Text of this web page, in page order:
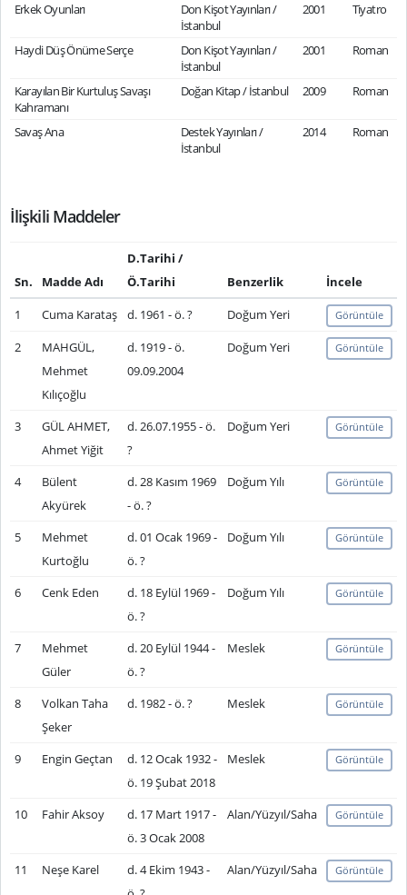
Erkek Oyunları
Don Kişot Yayınları /
İstanbul
2001 Tiyatro
Haydi Düş Önüme Serçe
Don Kişot Yayınları /
İstanbul
2001 Roman
Karayılan Bir Kurtuluş Savaşı
Kahramanı
Doğan Kitap / İstanbul 2009 Roman
Savaş Ana
Destek Yayınları /
İstanbul
2014 Roman
İlişkili Maddeler
Sn. Madde Adı
D.Tarihi /
Ö.Tarihi
Benzerlik
İncele
1
Cuma Karataş d. 1961 - ö. ? Doğum Yeri Görüntüle
2
MAHGÜL,
Mehmet
Kılıçoğlu
d. 1919 - ö.
09.09.2004
Doğum Yeri Görüntüle
3
GÜL AHMET,
Ahmet Yiğit
d. 26.07.1955 - ö.
?
Doğum Yeri Görüntüle
4
Bülent
Akyürek
d. 28 Kasım 1969
- ö. ?
Doğum Yılı Görüntüle
5
Mehmet
Kurtoğlu
d. 01 Ocak 1969 -
ö. ?
Doğum Yılı Görüntüle
6 Cenk Eden
d. 18 Eylül 1969 -
ö. ?
Doğum Yılı Görüntüle
7
Mehmet
Güler
d. 20 Eylül 1944 -
ö. ?
Meslek Görüntüle
8
Volkan Taha
Şeker
d. 1982 - ö. ? Meslek Görüntüle
9 Engin Geçtan
d. 12 Ocak 1932 -
ö. 19 Şubat 2018
Meslek Görüntüle
10 Fahir Aksoy
d. 17 Mart 1917 -
ö. 3 Ocak 2008
Alan/Yüzyıl/Saha Görüntüle
11 Neşe Karel
d. 4 Ekim 1943 -
Alan/Yüzyıl/Saha Görüntüle